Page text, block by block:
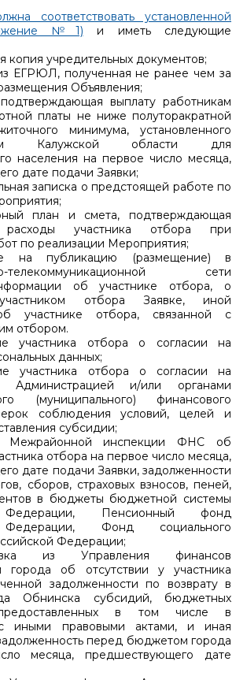
соответствовать установленной
№1) и иметь следующие
копия учредительных документов;
ЕГРЮЛ, полученная не ранее чем за
Объявления;
выплату работникам
платы не ниже полуторакратной
минимума, установленного
Калужской области для
населения на первое число месяца,
дате подачи Заявки;
записка о предстоящей работе по
план и смета, подтверждающая
расходы участника отбора при
по реализации Мероприятия;
на публикацию (размещение) в
телекоммуникационной сети
об участнике отбора, о
отбора Заявке, иной
участнике отбора, связанной с
отбором.
участника отбора о согласии на
данных;
участника отбора о согласии на
Администрацией и/или органами
(муниципального) финансового
соблюдения условий, целей и
субсидии;
Межрайонной инспекции ФНС об
отбора на первое число месяца,
дате подачи Заявки, задолженности
сборов, страховых взносов, пеней,
в бюджеты бюджетной системы
Федерации, Пенсионный фонд
Федерации, Фонд социального
Федерации;
из Управления финансов
города об отсутствии у участника
задолженности по возврату в
Обнинска субсидий, бюджетных
в том числе в
с иными правовыми актами, и иная
перед бюджетом города
месяца, предшествующего дате